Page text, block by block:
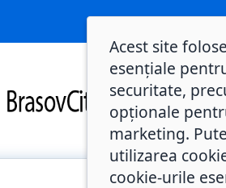
Acest site
esențiale
securitate,
opționale
marketing.
utilizarea
cookie-urile